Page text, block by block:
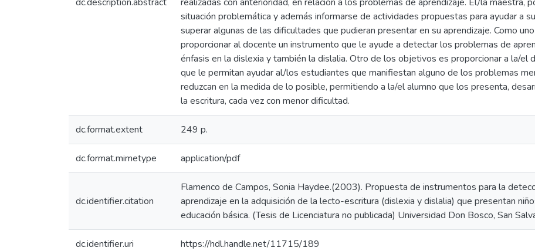
situación problemática y además informarse de actividades propuestas para ayudar a
superar algunas de las dificultades que pudieran presentar en su aprendizaje. Como
proporcionar al docente un instrumento que le ayude a detectar los problemas de
énfasis en la dislexia y también la dislalia. Otro de los objetivos es proporcionar a la/el
que le permitan ayudar al/los estudiantes que manifiestan alguno de los problemas
reduzcan en la medida de lo posible, permitiendo a la/el alumno que los presenta,
la escritura, cada vez con menor dificultad.
dc.format.extent 249 p.
dc.format.mimetype application/pdf
dc.identifier.citation
Flamenco de Campos, Sonia Haydee.(2003). Propuesta de instrumentos para la
aprendizaje en la adquisición de la lecto-escritura (dislexia y dislalia) que presentan
educación básica. (Tesis de Licenciatura no publicada) Universidad Don Bosco, San
dc.identifier.uri https://hdl.handle.net/11715/189